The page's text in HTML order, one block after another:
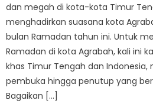
dan megah di kota-kota Timur
menghadirkan suasana kota
bulan Ramadan tahun ini. Untuk
Ramadan di kota Agrabah, kali ini
khas Timur Tengah dan Indonesia,
pembuka hingga penutup yang
Bagaikan […]